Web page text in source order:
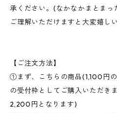
承ください。(なかなかまとまっ
ご理解いただけますと大変嬉し
【ご注文方法】
①まず、こちらの商品(1,100円
の受付枠としてご購入いただき
2,200円となります)